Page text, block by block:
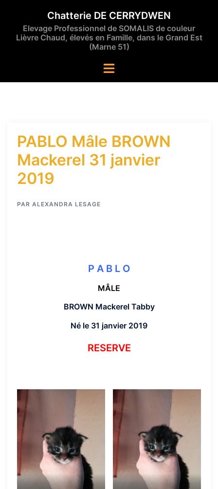
contenu
Chatterie DE CERRYDWEN
Elevage Professionnel de SOMALIS de couleur
Lièvre Chaud, élevés en Famille, dans le Grand Est
(Marne 51)
Ouvrir/fermer
PABLO Mâle BROWN
Mackerel 31 janvier
2019
PAR ALEXANDRA LESAGE
P A B L O
MÂLE
BROWN Mackerel Tabby
Né le 31 janvier 2019
RESERVE